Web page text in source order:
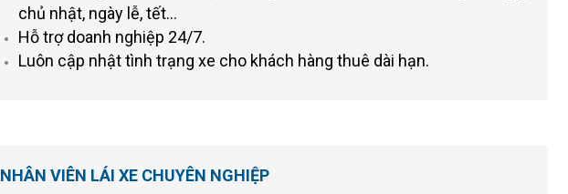
chủ nhật, ngày lễ, tết…
Hỗ trợ doanh nghiệp 24/7.
Luôn cập nhật tình trạng xe cho khách hàng thuê dài hạn.
NHÂN VIÊN LÁI XE CHUYÊN NGHIỆP